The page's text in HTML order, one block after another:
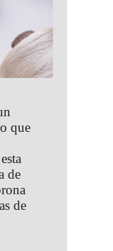
que
de
de